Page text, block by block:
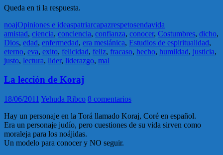
Queda en ti la respuesta.
noajOpiniones e ideaspatriarcapazrespetosendavida
amistad, ciencia, conciencia, confianza, conocer, Costumbres, dicho,
Dios, edad, enfermedad, era mesiánica, Estudios de espiritualidad,
eterno, eva, exito, felicidad, feliz, fracaso, hecho, humildad, justicia,
justo, lectura, lider, liderazgo, mal
La lección de Koraj
18/06/2011 Yehuda Ribco 8 comentarios
Hay un personaje en la Torá llamado Koraj, Coré en español.
Era un personaje judío, pero cuestiones de su vida sirven como
moraleja para los noájidas.
Un modelo para conocer y NO seguir.